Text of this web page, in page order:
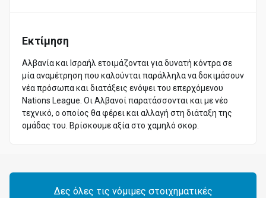
Εκτίμηση
Αλβανία και Ισραήλ ετοιμάζονται για δυνατή κόντρα σε
μία αναμέτρηση που καλούνται παράλληλα να δοκιμάσουν
νέα πρόσωπα και διατάξεις ενόψει του επερχόμενου
Nations League. Οι Αλβανοί παρατάσσονται και με νέο
τεχνικό, ο οποίος θα φέρει και αλλαγή στη διάταξη της
ομάδας του. Βρίσκουμε αξία στο χαμηλό σκορ.
Δες όλες τις νόμιμες στοιχηματικές